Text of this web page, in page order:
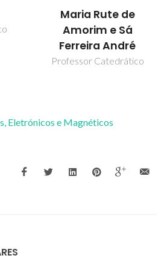
Maria Rute de
Amorim e Sá
Ferreira André
Professor Catedrático
Eletrónicos e Magnéticos